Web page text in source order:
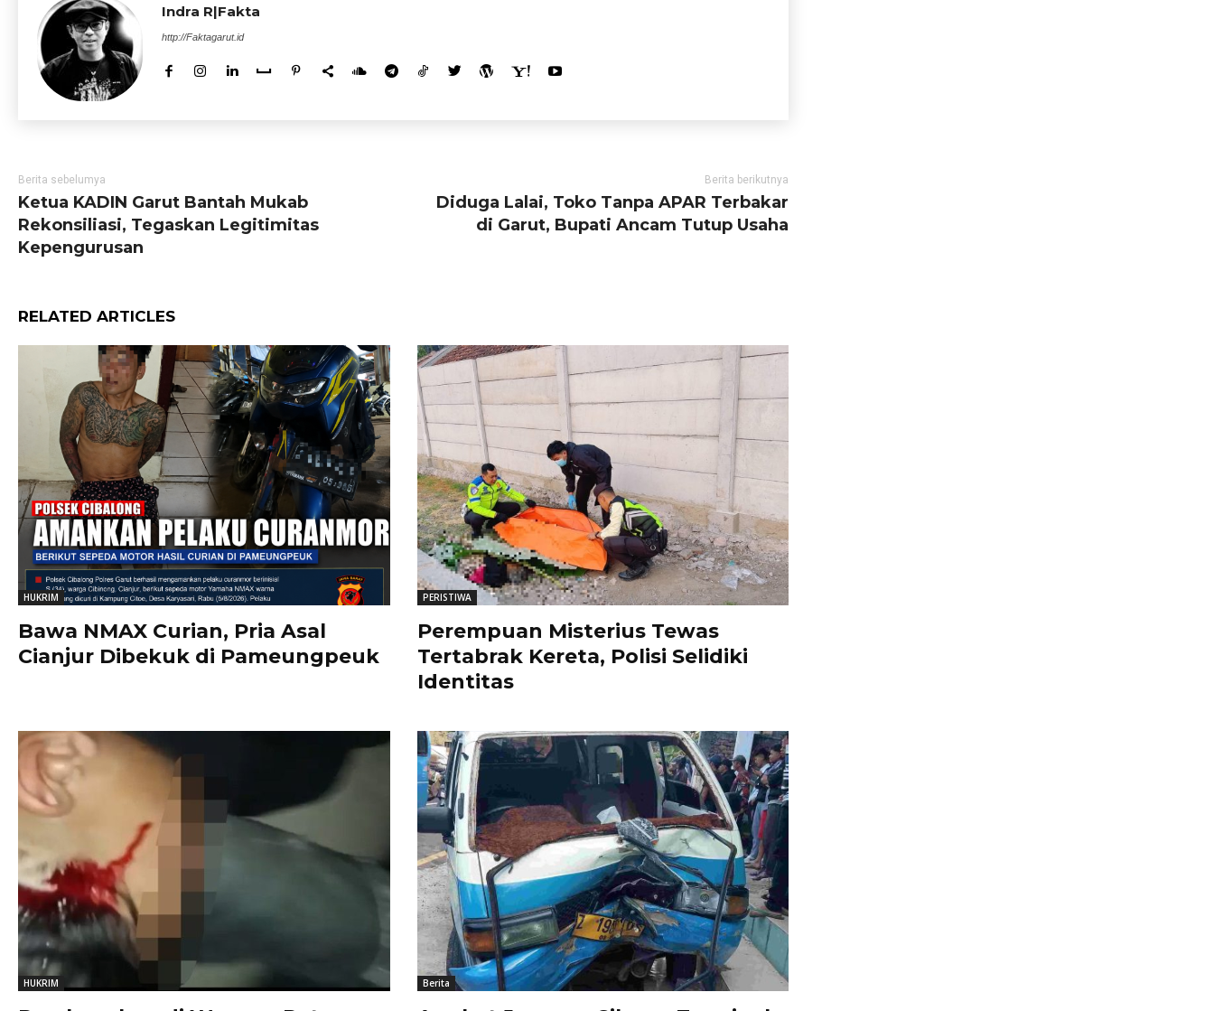
Indra R|Fakta
http://Faktagarut.id
Berita sebelumya
Ketua KADIN Garut Bantah Mukab
Rekonsiliasi, Tegaskan Legitimitas
Kepengurusan
Berita berikutnya
Diduga Lalai, Toko Tanpa APAR Terbakar
di Garut, Bupati Ancam Tutup Usaha
RELATED ARTICLES
HUKRIM
Bawa NMAX Curian, Pria Asal
Cianjur Dibekuk di Pameungpeuk
PERISTIWA
Perempuan Misterius Tewas
Tertabrak Kereta, Polisi Selidiki
Identitas
HUKRIM Berita